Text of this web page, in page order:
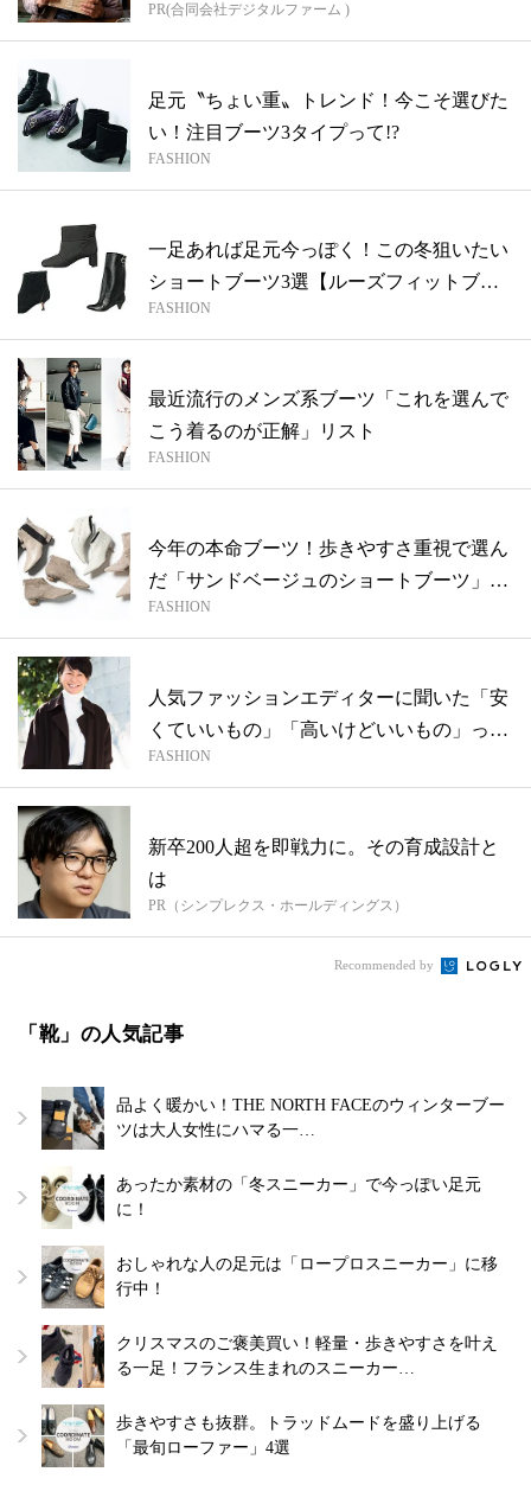
PR(合同会社デジタルファーム )
足元〝ちょい重〟トレンド！今こそ選びた
い！注目ブーツ3タイプって!?
FASHION
一足あれば足元今っぽく！この冬狙いたい
ショートブーツ3選【ルーズフィットブー
ツ編...
FASHION
最近流行のメンズ系ブーツ「これを選んで
こう着るのが正解」リスト
FASHION
今年の本命ブーツ！歩きやすさ重視で選ん
だ「サンドベージュのショートブーツ」4
選
FASHION
人気ファッションエディターに聞いた「安
くていいもの」「高いけどいいもの」っ
て!?
FASHION
新卒200人超を即戦力に。その育成設計と
は
PR（シンプレクス・ホールディングス）
Recommended by
「靴」の人気記事
品よく暖かい！THE NORTH FACEのウィンターブー
ツは大人女性にハマる一…
あったか素材の「冬スニーカー」で今っぽい足元
に！
おしゃれな人の足元は「ロープロスニーカー」に移
行中！
クリスマスのご褒美買い！軽量・歩きやすさを叶え
る一足！フランス生まれのスニーカー…
歩きやすさも抜群。トラッドムードを盛り上げる
「最旬ローファー」4選